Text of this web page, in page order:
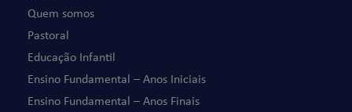
Quem somos
Pastoral
Educação Infantil
Ensino Fundamental – Anos Iniciais
Ensino Fundamental – Anos Finais